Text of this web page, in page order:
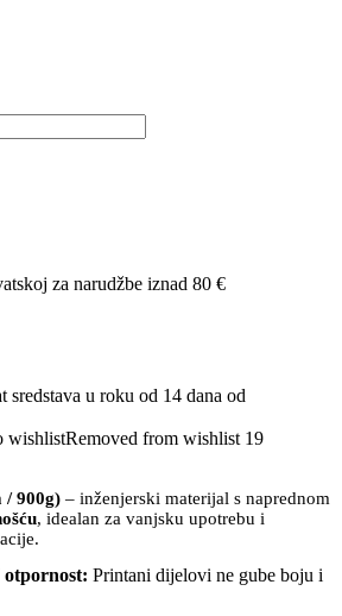
za narudžbe iznad 80 €
sredstava u roku od 14 dana od
wishlistRemoved from wishlist 19
/ 900g) – inženjerski materijal s naprednom
, idealan za vanjsku upotrebu i
Printani dijelovi ne gube boju i